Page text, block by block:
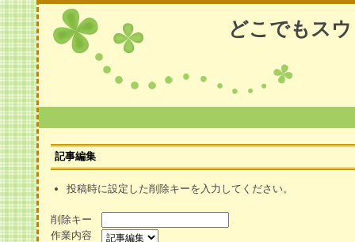
どこでもス
記事編集
投稿時に設定した削除キーを入力してください。
削除キー
作業内容